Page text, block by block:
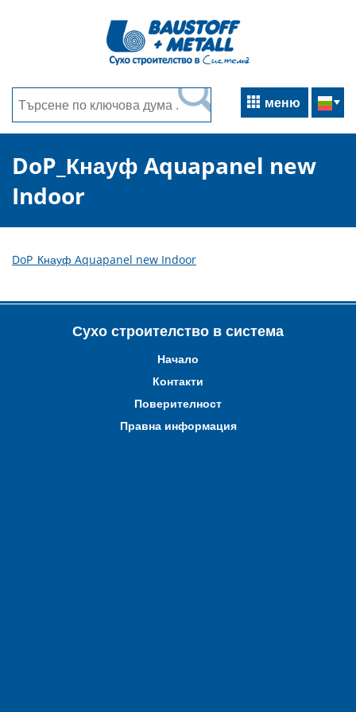
меню
DoP_Кнауф Aquapanel new
Indoor
DoP_Кнауф Aquapanel new Indoor
Сухо строителство в система
Начало
Контакти
Поверителност
Правна информация